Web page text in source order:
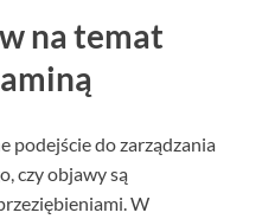
na temat
podejście do zarządzania
czy objawy są
W